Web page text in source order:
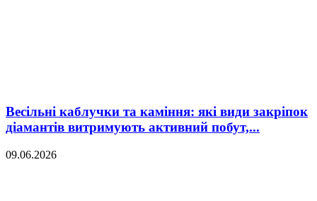
Весільні каблучки та каміння: які види закріпок
діамантів витримують активний побут,...
09.06.2026